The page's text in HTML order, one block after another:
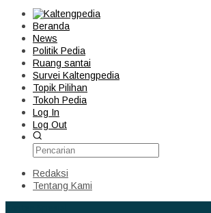
Beranda
News
Politik Pedia
Ruang santai
Survei Kaltengpedia
Topik Pilihan
Tokoh Pedia
Log In
Log Out
Redaksi
Tentang Kami